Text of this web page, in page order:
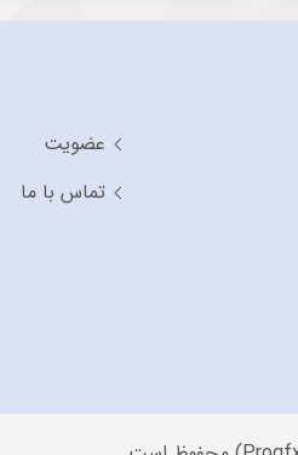
عضویت
تماس با ما